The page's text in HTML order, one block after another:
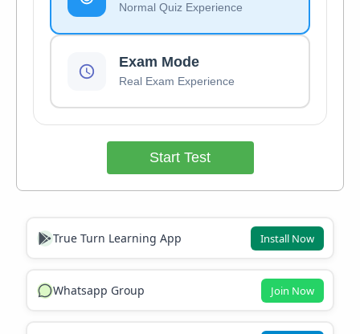
Normal Quiz Experience
Exam Mode
Real Exam Experience
Start Test
True Turn Learning App Install Now
Whatsapp Group Join Now